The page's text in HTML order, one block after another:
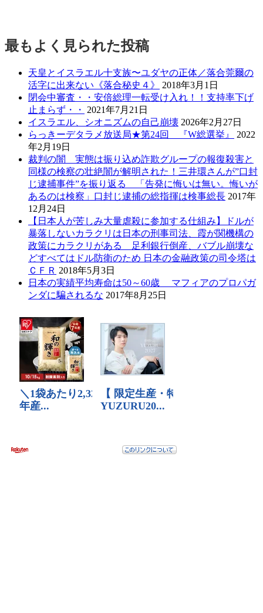
最もよく見られた投稿
天皇とイスラエル十支族〜ユダヤの正体／落合莞爾の
活字に出来ない《落合秘史４》
2018年3月1日
閉会中審査・・安倍総理一転受け入れ！！支持率下げ
止まらず・・
2021年7月21日
イスラエル、シオニズムの自己崩壊 2026年2月27日
らっきーデタラメ放送局★第24回 『W総選挙』
2022
年2月19日
裁判の闇 実態は振り込め詐欺グループの報復殺害と
同様の検察の壮絶闇が解明された！三井環さんが”口封
じ逮捕事件”を振り返る 「告発に悔いは無い。悔いが
あるのは検察」口封じ逮捕の総指揮は検事総長 2017年
12月24日
【日本人が苦しみ大量虐殺に参加する仕組み】ドルが
暴落しないカラクリは日本の刑事司法、霞が関機構の
政策にカラクリがある 足利銀行倒産、バブル崩壊な
どすべてはドル防衛のため 日本の金融政策の司令塔は
ＣＦＲ 2018年5月3日
日本の実績平均寿命は50～60歳 マフィアのプロパガ
ンダに騙されるな 2017年8月25日